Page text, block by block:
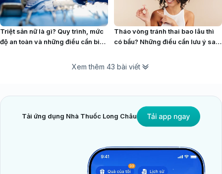
Triệt sản nữ là gì? Quy trình, mức
độ an toàn và những điều cần biết
Tháo vòng tránh thai bao lâu thì
có bầu? Những điều cần lưu ý sau
Xem thêm 43 bài viết
Tải ứng dụng Nhà Thuốc Long Châu